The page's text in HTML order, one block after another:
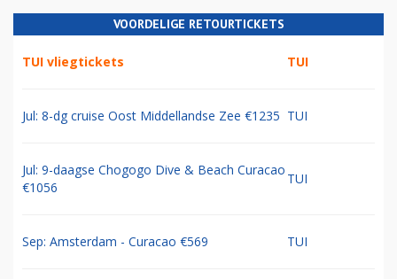
VOORDELIGE RETOURTICKETS
TUI vliegtickets TUI
Jul: 8-dg cruise Oost Middellandse Zee €1235 TUI
Jul: 9-daagse Chogogo Dive & Beach Curacao
€1056
TUI
Sep: Amsterdam - Curacao €569 TUI